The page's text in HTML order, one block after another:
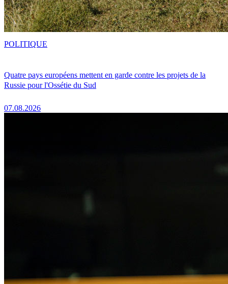
Quatre pays européens mettent en garde contre les projets de la
Russie pour l'Ossétie du Sud
07.08.2026
POLITIQUE